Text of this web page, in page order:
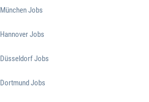
München Jobs
Hannover Jobs
Düsseldorf Jobs
Dortmund Jobs